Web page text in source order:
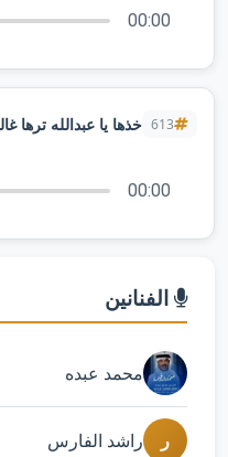
00:00
613
00:00
الفنانين
محمد عبده
ر راشد الفارس